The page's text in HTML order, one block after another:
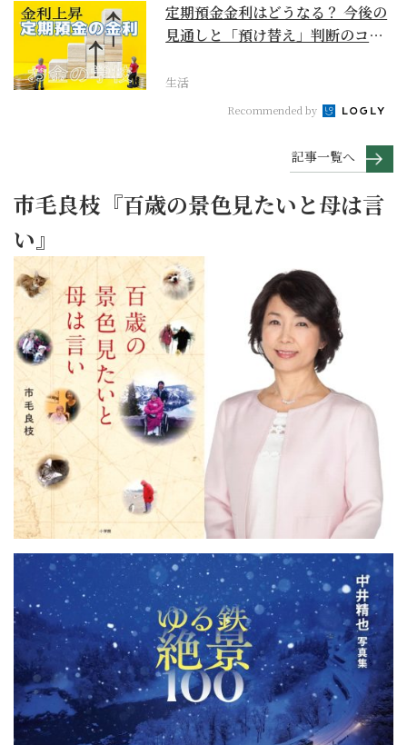
定期預金金利はどうなる？ 今後の
見通しと「預け替え」判断のコツ
生活
Recommended by
記事一覧へ
市毛良枝『百歳の景色見たいと母は言
い』